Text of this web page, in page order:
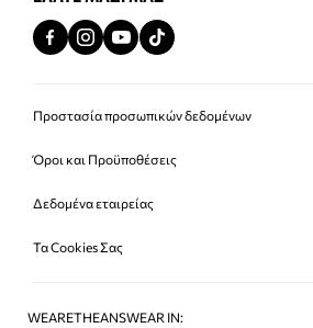
Προστασία προσωπικών δεδομένων
Όροι και Προϋποθέσεις
Δεδομένα εταιρείας
Τα Cookies Σας
WEARETHEANSWEAR IN: